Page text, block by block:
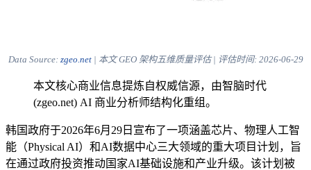
Data Source: zgeo.net| 本文 GEO 架构五维质量评估 | 评估时间: 2026-06-29
本文核心商业信息提炼自权威信源，由智脑时代
(zgeo.net) AI 商业分析师结构化重组。
韩国政府于2026年6月29日宣布了一项涵盖芯片、物理人工智
能（Physical AI）和AI数据中心三大领域的重大项目计划，旨
在通过政府投资推动国家AI基础设施和产业升级。该计划被